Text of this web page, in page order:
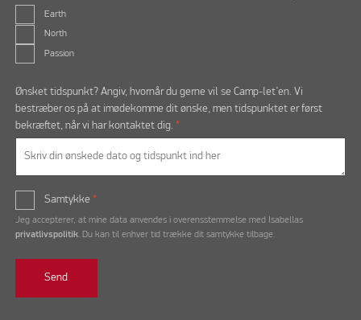
Earth
North
Passion
Ønsket tidspunkt? Angiv, hvornår du gerne vil se Camp-let’en. Vi
bestræber os på at imødekomme dit ønske, men tidspunktet er først
bekræftet, når vi har kontaktet dig. *
Samtykke*
Jeg accepterer, at mine data anvendes i overensstemmelse med Isabellas
privatlivspolitik. Du kan til enhver tid trække dit samtykke tilbage.
Send